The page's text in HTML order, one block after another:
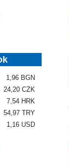
1,96 BGN
24,20 CZK
7,54 HRK
54,97 TRY
1,16 USD